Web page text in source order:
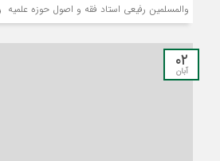
والمسلمین رفیعی استاد فقه و اصول حوزه علمیه
۰۲
آبان